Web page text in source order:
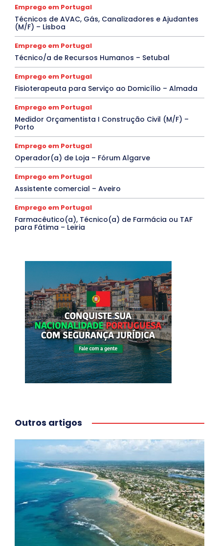
Emprego em Portugal
Técnicos de AVAC, Gás, Canalizadores e Ajudantes
(M/F) – Lisboa
Emprego em Portugal
Técnico/a de Recursos Humanos – Setubal
Emprego em Portugal
Fisioterapeuta para Serviço ao Domicílio – Almada
Emprego em Portugal
Medidor Orçamentista I Construção Civil (M/F) –
Porto
Emprego em Portugal
Operador(a) de Loja – Fórum Algarve
Emprego em Portugal
Assistente comercial – Aveiro
Emprego em Portugal
Farmacêutico(a), Técnico(a) de Farmácia ou TAF
para Fátima – Leiria
Outros artigos